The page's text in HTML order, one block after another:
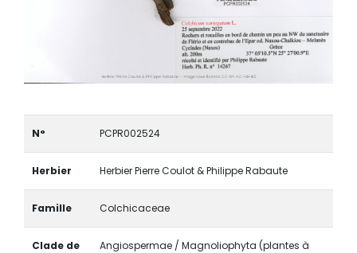
N° PCPR002524
Herbier Herbier Pierre Coulot & Philippe Rabaute
Famille Colchicaceae
Clade de
Angiospermae / Magnoliophyta (plantes à